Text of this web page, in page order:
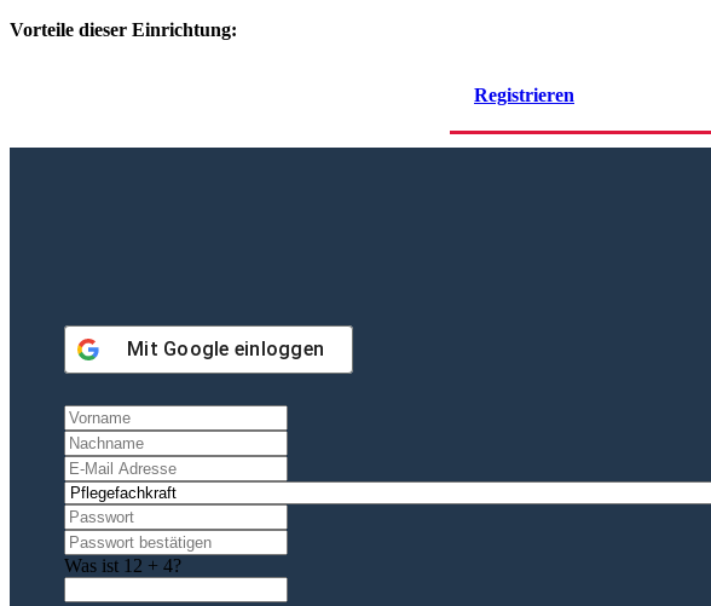
Vorteile dieser Einrichtung:
Registrieren
Mit Google einloggen
Was ist 12 + 4?